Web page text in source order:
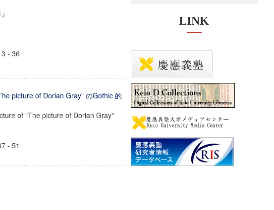
- 36
picture of Dorian Gray" のGothic 的
of "The picture of Dorian Gray"
- 51
LINK